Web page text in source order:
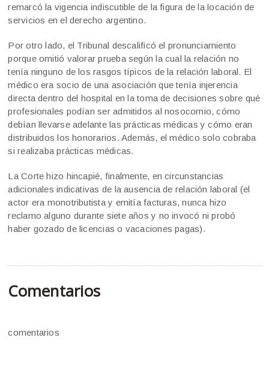
remarcó la vigencia indiscutible de la figura de la locación de
servicios en el derecho argentino.
Por otro lado, el Tribunal descalificó el pronunciamiento
porque omitió valorar prueba según la cual la relación no
tenía ninguno de los rasgos típicos de la relación laboral. El
médico era socio de una asociación que tenía injerencia
directa dentro del hospital en la toma de decisiones sobre qué
profesionales podían ser admitidos al nosocomio, cómo
debían llevarse adelante las prácticas médicas y cómo eran
distribuidos los honorarios. Además, el médico solo cobraba
si realizaba prácticas médicas.
La Corte hizo hincapié, finalmente, en circunstancias
adicionales indicativas de la ausencia de relación laboral (el
actor era monotributista y emitía facturas, nunca hizo
reclamo alguno durante siete años y no invocó ni probó
haber gozado de licencias o vacaciones pagas).
Comentarios
comentarios